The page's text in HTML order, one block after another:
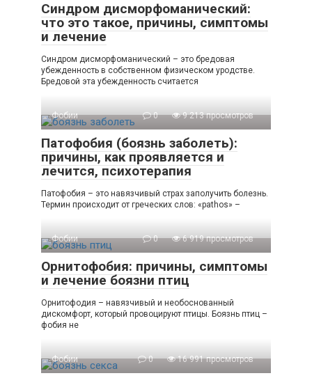
Синдром дисморфоманический:
что это такое, причины, симптомы
и лечение
Синдром дисморфоманический – это бредовая
убежденность в собственном физическом уродстве.
Бредовой эта убежденность считается
Фобии 0 9 213 просмотров
Патофобия (боязнь заболеть):
причины, как проявляется и
лечится, психотерапия
Патофобия – это навязчивый страх заполучить болезнь.
Термин происходит от греческих слов: «pathos» –
Фобии 0 6 919 просмотров
Орнитофобия: причины, симптомы
и лечение боязни птиц
Орнитофодия – навязчивый и необоснованный
дискомфорт, который провоцируют птицы. Боязнь птиц –
фобия не
Фобии 0 16 991 просмотров